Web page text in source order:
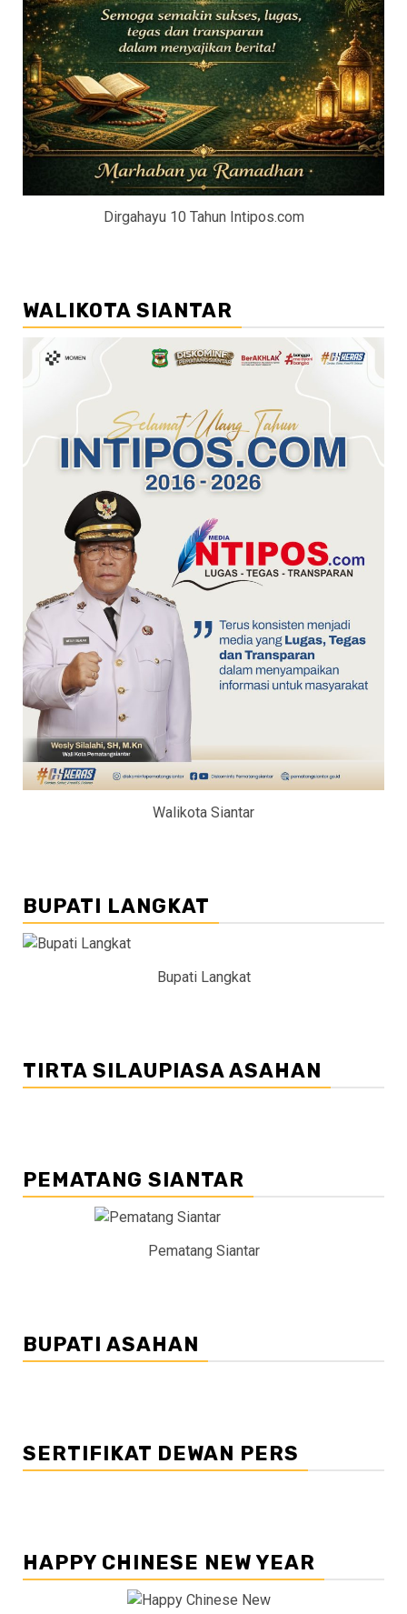
Dirgahayu 10 Tahun Intipos.com
WALIKOTA SIANTAR
Walikota Siantar
BUPATI LANGKAT
Bupati Langkat
TIRTA SILAUPIASA ASAHAN
PEMATANG SIANTAR
Pematang Siantar
BUPATI ASAHAN
SERTIFIKAT DEWAN PERS
HAPPY CHINESE NEW YEAR